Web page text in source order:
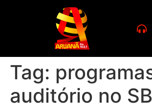
Tag:
auditório no